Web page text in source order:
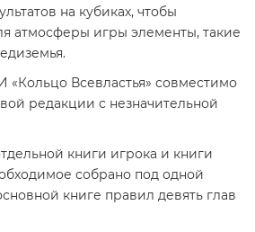
на кубиках, чтобы
атмосферы игры элементы, такие
«Кольцо Всевластья» совместимо
редакции с незначительной
книги игрока и книги
собрано под одной
книге правил девять глав